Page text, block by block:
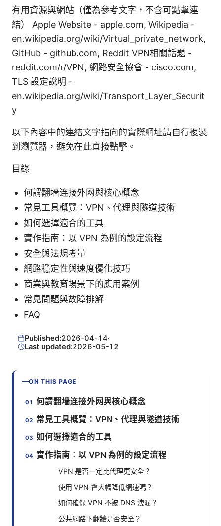
有用資源與網站（僅為參考文字，不含可點擊連
結） Apple Website - apple.com, Wikipedia -
en.wikipedia.org/wiki/Virtual_private_network,
GitHub - github.com, Reddit VPN相關話題 -
reddit.com/r/VPN, 網路安全協會 - cisco.com,
TLS 設定說明 -
en.wikipedia.org/wiki/Transport_Layer_Securit
y
以下內容中的連結文字指向的實際網址請自行複製
到瀏覽器，避免在此直接點擊。
目錄
何謂翻墙连接外网與核心概念
常見工具概覽：VPN、代理與隧道技術
如何選擇適合的工具
實作指南：以 VPN 為例的設定流程
安全與法規考量
網路穩定性與速度優化技巧
商業與教育場景下的應用案例
常見問題與故障排解
FAQ
Published:2026-04-14·
Last updated:2026-05-12
ON THIS PAGE
何謂翻墙连接外网與核心概念
常見工具概覽：VPN、代理與隧道技術
如何選擇適合的工具
實作指南：以 VPN 為例的設定流程
VPN 是否一定比代理更安全？
使用 VPN 會大幅降低網速嗎？
如何確保 VPN 不被 DNS 洩漏？
公共網路下翻牆是否安全？